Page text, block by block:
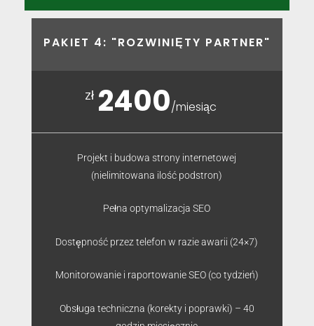
PAKIET 4: "ROZWINIĘTY PARTNER"
zł 2400/miesiąc
Projekt i budowa strony internetowej
(nielimitowana ilość podstron)
Pełna optymalizacja SEO
Dostępność przez telefon w razie awarii (24×7)
Monitorowanie i raportowanie SEO (co tydzień)
Obsługa techniczna (korekty i poprawki) – 40